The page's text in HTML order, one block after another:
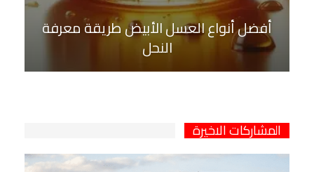
أفضل أنواع العسل الأبيض طريقة معرفة
النحل
المشاركات الاخيرة